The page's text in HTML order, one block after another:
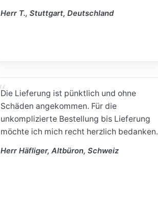
Herr T., Stuttgart, Deutschland
Die Lieferung ist pünktlich und ohne
Schäden angekommen. Für die
unkomplizierte Bestellung bis Lieferung
möchte ich mich recht herzlich bedanken.
Herr Häfliger, Altbüron, Schweiz